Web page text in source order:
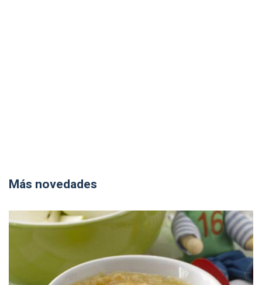
Más novedades